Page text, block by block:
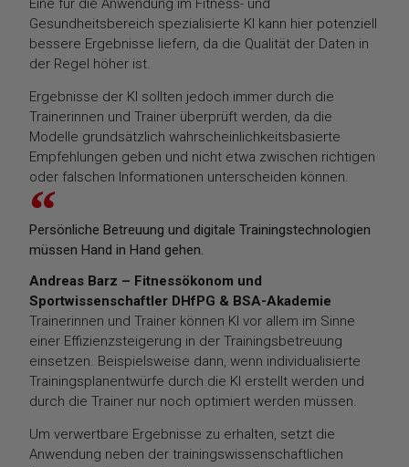
Eine für die Anwendung im Fitness- und
Gesundheitsbereich spezialisierte KI kann hier potenziell
bessere Ergebnisse liefern, da die Qualität der Daten in
der Regel höher ist.
Ergebnisse der KI sollten jedoch immer durch die
Trainerinnen und Trainer überprüft werden, da die
Modelle grundsätzlich wahrscheinlichkeitsbasierte
Empfehlungen geben und nicht etwa zwischen richtigen
oder falschen Informationen unterscheiden können.
Persönliche Betreuung und digitale Trainingstechnologien
müssen Hand in Hand gehen.
Andreas Barz – Fitnessökonom und
Sportwissenschaftler DHfPG & BSA-Akademie
Trainerinnen und Trainer können KI vor allem im Sinne
einer Effizienzsteigerung in der Trainingsbetreuung
einsetzen. Beispielsweise dann, wenn individualisierte
Trainingsplanentwürfe durch die KI erstellt werden und
durch die Trainer nur noch optimiert werden müssen.
Um verwertbare Ergebnisse zu erhalten, setzt die
Anwendung neben der trainingswissenschaftlichen